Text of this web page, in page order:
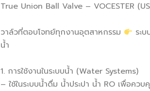
True Union Ball Valve – VOCESTER
วาล์วที่ตอบโจทย์ทุกงานอุตสาหกรรม
ระ
น้ำ
1. การใช้งานในระบบน้ำ (Water Systems)
– ใช้ในระบบน้ำดื่ม น้ำประปา น้ำ RO เพื่อคว